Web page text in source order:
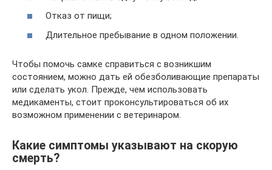
Отказ от пищи;
Длительное пребывание в одном положении.
Чтобы помочь самке справиться с возникшим
состоянием, можно дать ей обезболивающие препараты
или сделать укол. Прежде, чем использовать
медикаменты, стоит проконсультироваться об их
возможном применении с ветеринаром.
Какие симптомы указывают на скорую
смерть?